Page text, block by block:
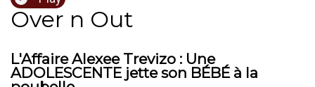
Over n Out
L'Affaire Alexee Trevizo : Une
ADOLESCENTE jette son BÉBÉ à la